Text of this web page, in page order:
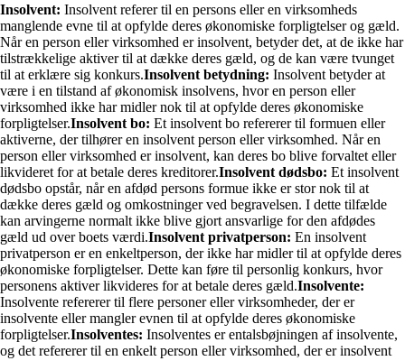
Insolvent: Insolvent referer til en persons eller en virksomheds
manglende evne til at opfylde deres økonomiske forpligtelser og gæld.
Når en person eller virksomhed er insolvent, betyder det, at de ikke har
tilstrækkelige aktiver til at dække deres gæld, og de kan være tvunget
til at erklære sig konkurs.Insolvent betydning: Insolvent betyder at
være i en tilstand af økonomisk insolvens, hvor en person eller
virksomhed ikke har midler nok til at opfylde deres økonomiske
forpligtelser.Insolvent bo: Et insolvent bo refererer til formuen eller
aktiverne, der tilhører en insolvent person eller virksomhed. Når en
person eller virksomhed er insolvent, kan deres bo blive forvaltet eller
likvideret for at betale deres kreditorer.Insolvent dødsbo: Et insolvent
dødsbo opstår, når en afdød persons formue ikke er stor nok til at
dække deres gæld og omkostninger ved begravelsen. I dette tilfælde
kan arvingerne normalt ikke blive gjort ansvarlige for den afdødes
gæld ud over boets værdi.Insolvent privatperson: En insolvent
privatperson er en enkeltperson, der ikke har midler til at opfylde deres
økonomiske forpligtelser. Dette kan føre til personlig konkurs, hvor
personens aktiver likvideres for at betale deres gæld.Insolvente:
Insolvente refererer til flere personer eller virksomheder, der er
insolvente eller mangler evnen til at opfylde deres økonomiske
forpligtelser.Insolventes: Insolventes er entalsbøjningen af insolvente,
og det refererer til en enkelt person eller virksomhed, der er insolvent